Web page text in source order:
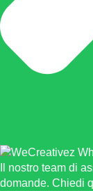
Il nostro team di
domande. Chiedi